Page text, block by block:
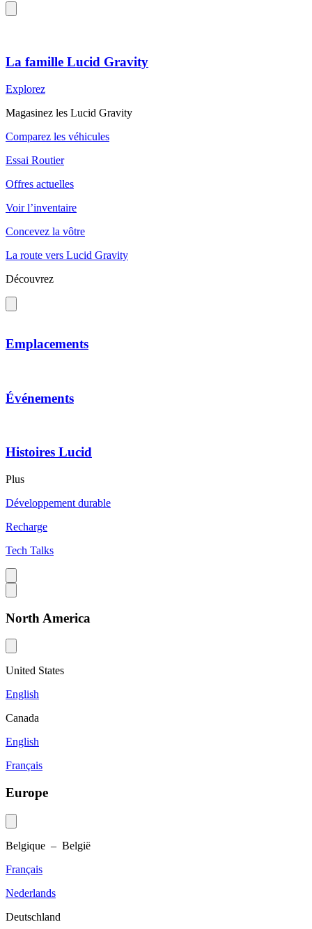
La famille Lucid Gravity
Explorez
Magasinez les Lucid Gravity
Comparez les véhicules
Essai Routier
Offres actuelles
Voir l’inventaire
Concevez la vôtre
La route vers Lucid Gravity
Découvrez
Emplacements
Événements
Histoires Lucid
Plus
Développement durable
Recharge
Tech Talks
North America
United States
English
Canada
English
Français
Europe
Belgique – België
Français
Nederlands
Deutschland